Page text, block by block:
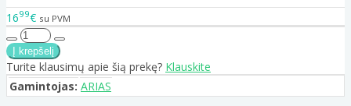
1699€ su PVM
Turite klausimų apie šią prekę? Klauskite
Gamintojas: ARIAS